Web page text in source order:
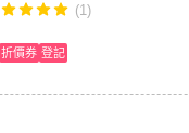
(1)
折價券 登記